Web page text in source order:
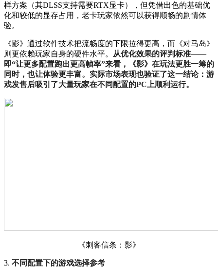
样方案（其DLSS支持需要RTX显卡），但凭借出色的基础优
化和较低的显存占用，老卡玩家依然可以获得顺畅的剧情体
验。
《影》通过软件技术把流畅度的下限拉得更高，而《对马岛》
则更依赖玩家自身的硬件水平。
从优化效果的评判标准——
即“让更多配置跑出更高帧率”来看，《影》在玩法更胜一筹的
同时，也让体验更丰富。实际市场表现也验证了这一结论：游
戏发售后吸引了大量玩家在不同配置的PC上顺利运行。
《刺客信条：影》
3. 不同配置下的游戏选择参考